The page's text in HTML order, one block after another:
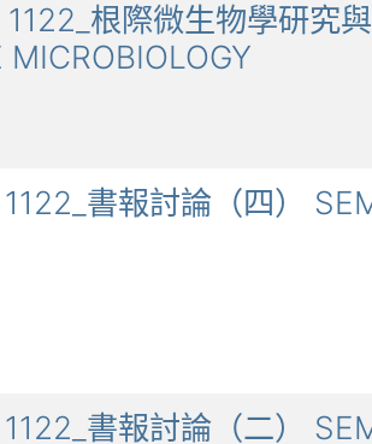
根際微生物學研究
MICROBIOLOGY
書報討論（四）
書報討論（二）